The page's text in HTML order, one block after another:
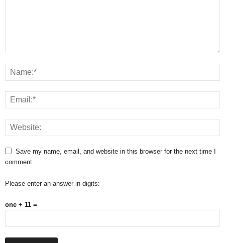
Save my name, email, and website in this browser for the next time I
comment.
Please enter an answer in digits:
one + 11 =